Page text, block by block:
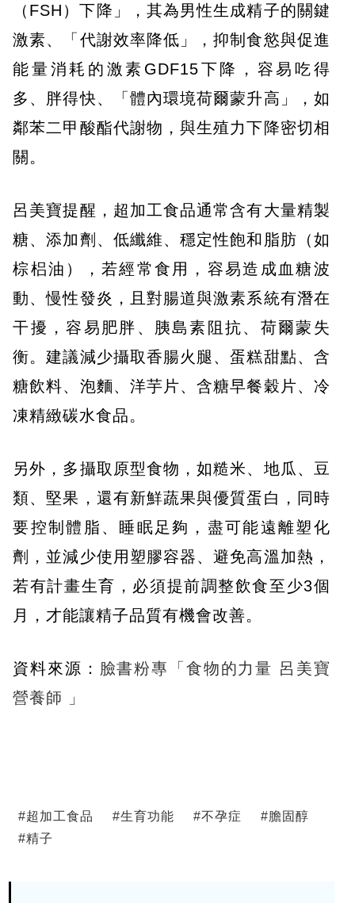
（FSH）下降」，其為男性生成精子的關鍵
激素、「代謝效率降低」，抑制食慾與促進
能量消耗的激素GDF15下降，容易吃得
多、胖得快、「體內環境荷爾蒙升高」，如
鄰苯二甲酸酯代謝物，與生殖力下降密切相
關。
呂美寶提醒，超加工食品通常含有大量精製
糖、添加劑、低纖維、穩定性飽和脂肪（如
棕梠油），若經常食用，容易造成血糖波
動、慢性發炎，且對腸道與激素系統有潛在
干擾，容易肥胖、胰島素阻抗、荷爾蒙失
衡。建議減少攝取香腸火腿、蛋糕甜點、含
糖飲料、泡麵、洋芋片、含糖早餐穀片、冷
凍精緻碳水食品。
另外，多攝取原型食物，如糙米、地瓜、豆
類、堅果，還有新鮮蔬果與優質蛋白，同時
要控制體脂、睡眠足夠，盡可能遠離塑化
劑，並減少使用塑膠容器、避免高溫加熱，
若有計畫生育，必須提前調整飲食至少3個
月，才能讓精子品質有機會改善。
資料來源： 臉書粉專「食物的力量 呂美寶
營養師 」
#超加工食品 #生育功能 #不孕症 #膽固醇
#精子